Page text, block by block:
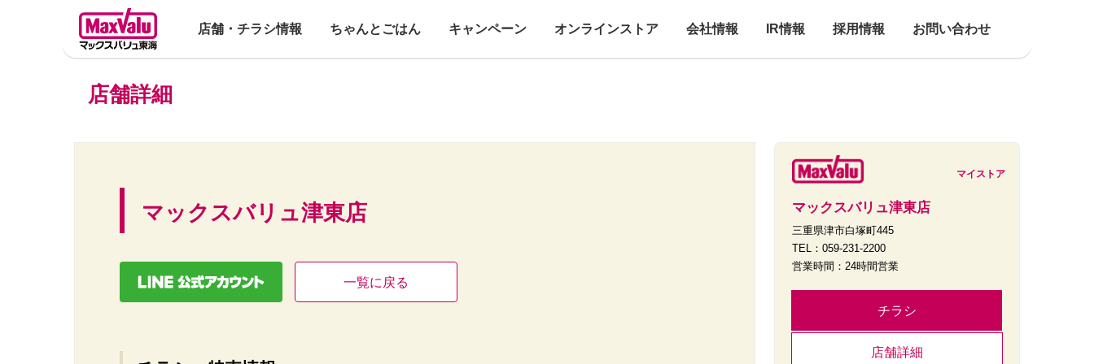
店舗・チラシ情報 ちゃんとごはん キャンペーン オンラインストア 会社情報 IR情報 採用情報 お問い合わせ
店舗詳細
マックスバリュ津東店
一覧に戻る
マイストア
マックスバリュ津東店
三重県津市白塚町445
TEL：059-231-2200
営業時間：24時間営業
チラシ
店舗詳細